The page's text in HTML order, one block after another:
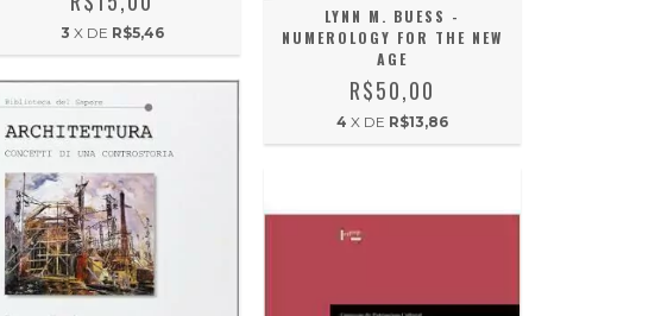
3 X DE R$5,46
LYNN M. BUESS -
NUMEROLOGY FOR THE NEW
AGE
R$50,00
4 X DE R$13,86